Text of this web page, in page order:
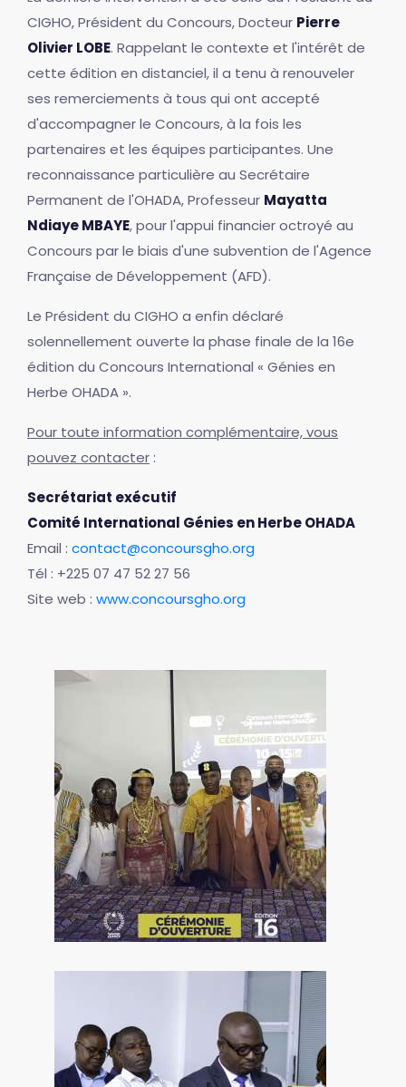
CIGHO, Président du Concours, Docteur Pierre
Olivier LOBE. Rappelant le contexte et l'intérêt de
cette édition en distanciel, il a tenu à renouveler
ses remerciements à tous qui ont accepté
d'accompagner le Concours, à la fois les
partenaires et les équipes participantes. Une
reconnaissance particulière au Secrétaire
Permanent de l'OHADA, Professeur Mayatta
Ndiaye MBAYE, pour l'appui financier octroyé au
Concours par le biais d'une subvention de l'Agence
Française de Développement (AFD).
Le Président du CIGHO a enfin déclaré
solennellement ouverte la phase finale de la 16e
édition du Concours International « Génies en
Herbe OHADA ».
Pour toute information complémentaire, vous
pouvez contacter :
Secrétariat exécutif
Comité International Génies en Herbe OHADA
Email : contact@concoursgho.org
Tél : +225 07 47 52 27 56
Site web : www.concoursgho.org